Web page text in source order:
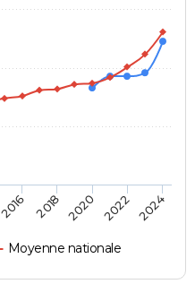
Moyenne nationale
2016 2018 2020 2022 2024